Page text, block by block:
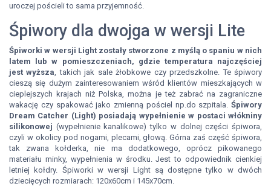
uroczej pościeli to sama przyjemność.
Śpiwory dla dwojga w wersji Lite
Śpiworki w wersji Light zostały stworzone z myślą o spaniu w nich
latem lub w pomieszczeniach, gdzie temperatura najczęściej
jest wyższa , takich jak sale żłobkowe czy przedszkolne. Te śpiwory
cieszą się dużym zainteresowaniem wśród klientów mieszkających w
cieplejszych krajach niż Polska, można je też zabrać na zagraniczne
wakację czy spakować jako zmienną pościel np.do szpitala. Śpiwory
Dream Catcher (Light) posiadają wypełnienie w postaci włókniny
silikonowej (wypełnienie kanalikowe) tylko w dolnej części śpiwora,
czyli w okolicy pod nogami, plecami, głową. Górna zaś część śpiwora,
tak zwana kołderka, nie ma dodatkowego, oprócz pikowanego
materiału minky, wypełnienia w środku. Jest to odpowiednik cienkiej
letniej kołdry. Śpiworki w wersji Light są dostępne tylko w dwóch
dziecięcych rozmiarach: 120x60cm i 145x70cm.